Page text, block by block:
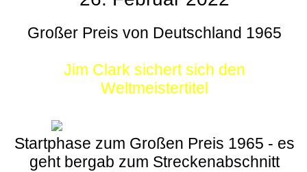
Großer Preis von Deutschland 1965
Jim Clark sichert sich den
Weltmeistertitel
Startphase zum Großen Preis 1965 - es
geht bergab zum Streckenabschnitt